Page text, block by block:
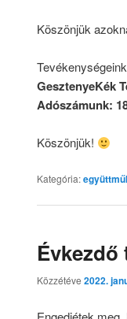
Köszönjük
GesztenyeKék
Adószámunk:
Köszönjük!
Kategória:
Közzétéve 2022.